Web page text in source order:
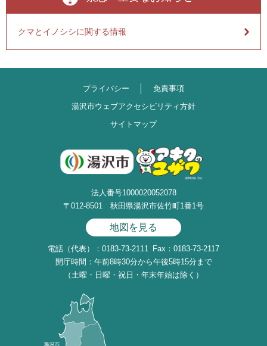
クマとイノシシに関する情報
プライバシー
免責事項
湯沢市ウェブアクセシビリティ方針
サイトマップ
法人番号1000020052078
〒012-8501 秋田県湯沢市佐竹町1番1号
地図を見る
電話（代表）：0183-73-2111 Fax：0183-73-2117
開庁時間：午前8時30分から午後5時15分まで
（土曜・日曜・祝日・年末年始は除く）